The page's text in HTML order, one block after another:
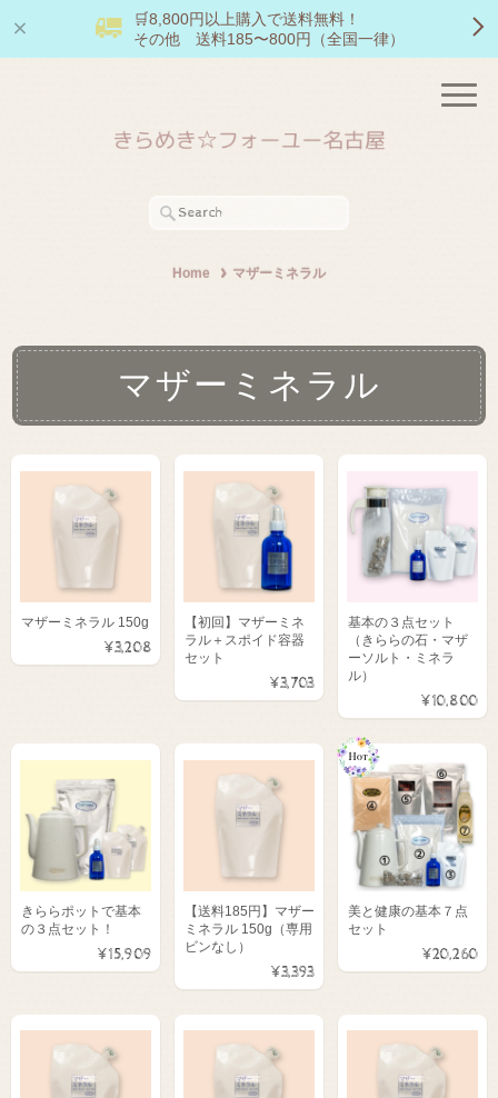
🛒8,800円以上購入で送料無料！
その他 送料185〜800円（全国一律）
Home マザーミネラル
マザーミネラル
マザーミネラル 150g
¥3,208
【初回】マザーミネ
ラル＋スポイド容器
セット
¥3,703
基本の３点セット
（きららの石・マザ
ーソルト・ミネラ
ル）
¥10,800
きららポットで基本
の３点セット！
¥15,909
【送料185円】マザー
ミネラル 150g（専用
ビンなし）
¥3,393
美と健康の基本７点
セット
¥20,260